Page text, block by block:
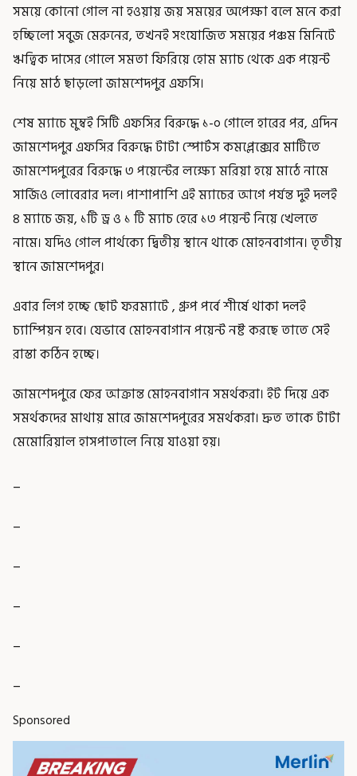
সময়ে কোনো গোল না হওয়ায় জয় সময়ের অপেক্ষা বলে মনে করা
হচ্ছিলো সবুজ মেরুনের, তখনই সংযোজিত সময়ের পঞ্চম মিনিটে
ঋত্বিক দাসের গোলে সমতা ফিরিয়ে হোম ম্যাচ থেকে এক পয়েন্ট
নিয়ে মাঠ ছাড়লো জামশেদপুর এফসি।
শেষ ম্যাচে মুম্বই সিটি এফসির বিরুদ্ধে ১-০ গোলে হারের পর, এদিন
জামশেদপুর এফসির বিরুদ্ধে টাটা স্পোর্টস কমপ্লেক্সের মাটিতে
জামশেদপুরের বিরুদ্ধে ৩ পয়েন্টের লক্ষ্যে মরিয়া হয়ে মাঠে নামে
সার্জিও লোবেরার দল। পাশাপাশি এই ম্যাচের আগে পর্যন্ত দুই দলই
৪ ম্যাচে জয়, ১টি ড্র ও ১ টি ম্যাচ হেরে ১৩ পয়েন্ট নিয়ে খেলতে
নামে। যদিও গোল পার্থক্যে দ্বিতীয় স্থানে থাকে মোহনবাগান। তৃতীয়
স্থানে জামশেদপুর।
এবার লিগ হচ্ছে ছোট ফরম্যাটে , গ্রুপ পর্বে শীর্ষে থাকা দলই
চ্যাম্পিয়ন হবে। যেভাবে মোহনবাগান পয়েন্ট নষ্ট করছে তাতে সেই
রাস্তা কঠিন হচ্ছে।
জামশেদপুরে ফের আক্রান্ত মোহনবাগান সমর্থকরা। ইট দিয়ে এক
সমর্থকদের মাথায় মারে জামশেদপুরের সমর্থকরা। দ্রুত তাকে টাটা
মেমোরিয়াল হাসপাতালে নিয়ে যাওয়া হয়।
_
_
_
_
_
_
Sponsored